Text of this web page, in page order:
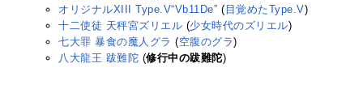
オリジナルXIII Type.V“Vb11De” ( 目覚めたType.V)
十二使徒 天秤宮ズリエル (少女時代のズリエル)
七大罪 暴食の魔人グラ (空腹のグラ)
八大龍王 跋難陀 (修行中の跋難陀)